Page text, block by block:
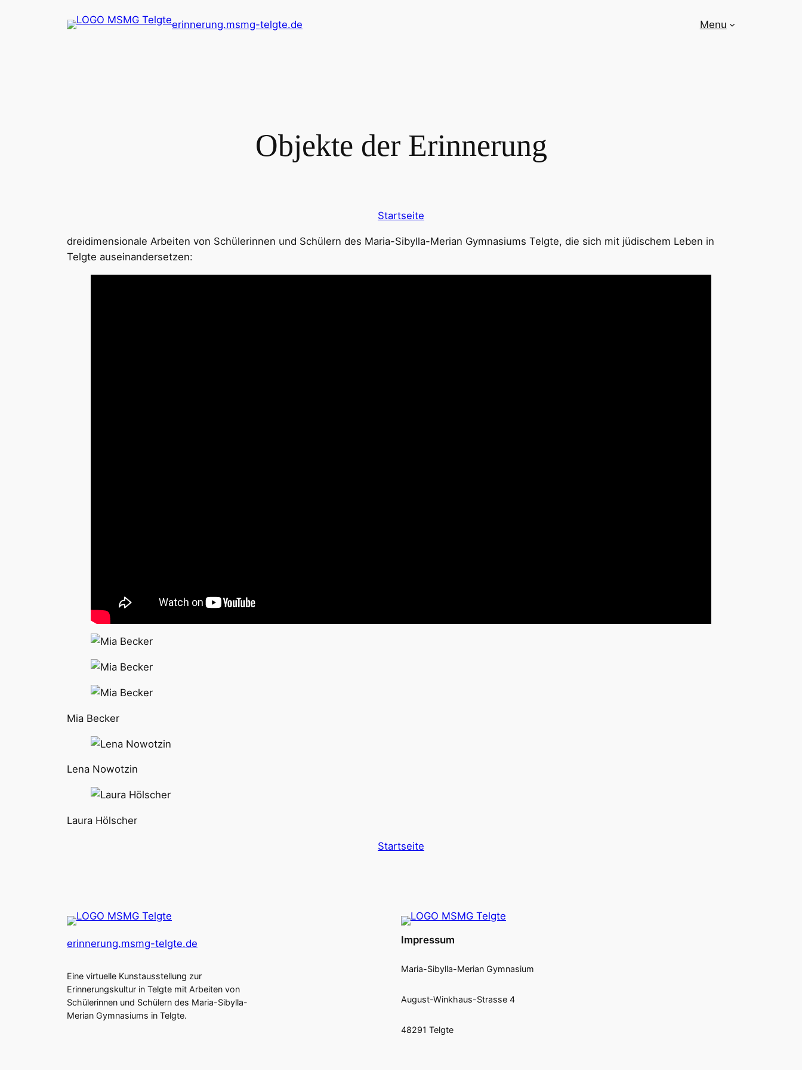
erinnerung.msmg-telgte.de Menu
Objekte der Erinnerung
Startseite
dreidimensionale Arbeiten von Schülerinnen und Schülern des Maria-Sibylla-Merian Gymnasiums Telgte, die sich mit jüdischem Leben in
Telgte auseinandersetzen:
Mia Becker
Lena Nowotzin
Laura Hölscher
Startseite
erinnerung.msmg-telgte.de
Eine virtuelle Kunstausstellung zur
Erinnerungskultur in Telgte mit Arbeiten von
Schülerinnen und Schülern des Maria-Sibylla-
Merian Gymnasiums in Telgte.
Impressum
Maria-Sibylla-Merian Gymnasium
August-Winkhaus-Strasse 4
48291 Telgte